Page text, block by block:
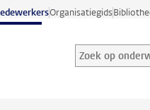
Organisatiegids
Zoek op
Zoekterm